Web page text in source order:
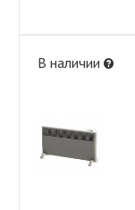
В наличии